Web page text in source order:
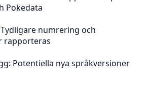
Pokedata
numrering och
rapporteras
Potentiella nya språkversioner